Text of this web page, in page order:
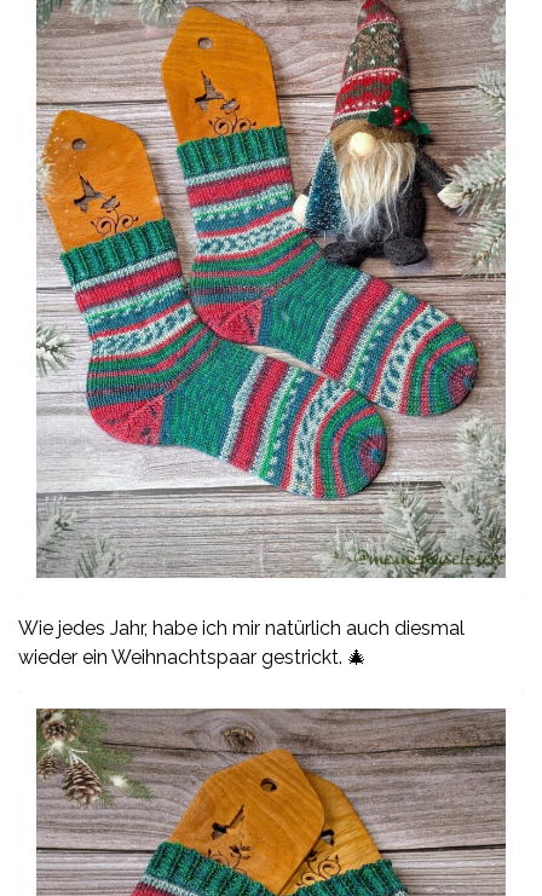
Wie jedes Jahr, habe ich mir natürlich auch diesmal
wieder ein Weihnachtspaar gestrickt. 🎄